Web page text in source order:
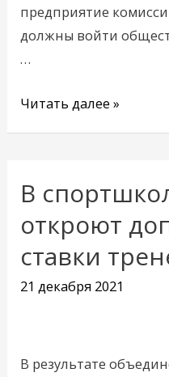
предприятие
должны войти
…
Кузбасскую
ГРЭС
Читать далее »
В
откроют
ставки
21 декабря 2021
В результате
В
спортшколах
Кузбасса
откроют
дополнительные